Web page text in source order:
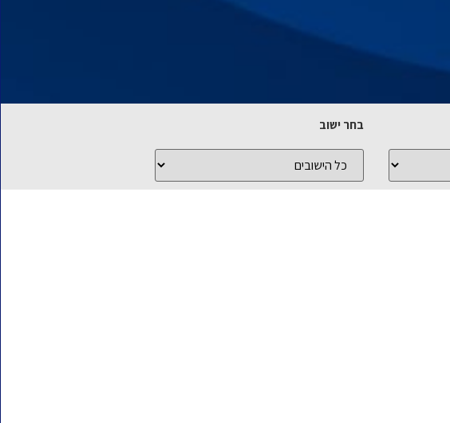
בחר ישוב
כל
הישובים